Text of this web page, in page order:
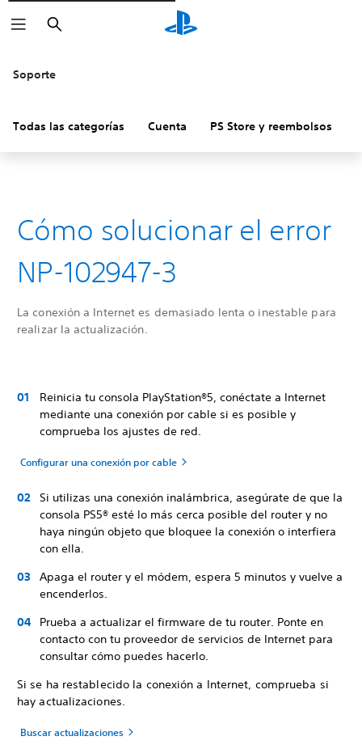
Buscar
Soporte
Todas las categorías Cuenta PS Store y reembolsos
Cómo solucionar el error
NP-102947-3
La conexión a Internet es demasiado lenta o inestable para
realizar la actualización.
Reinicia tu consola PlayStation®5, conéctate a Internet
mediante una conexión por cable si es posible y
comprueba los ajustes de red.
Configurar una conexión por cable
Si utilizas una conexión inalámbrica, asegúrate de que la
consola PS5® esté lo más cerca posible del router y no
haya ningún objeto que bloquee la conexión o interfiera
con ella.
Apaga el router y el módem, espera 5 minutos y vuelve a
encenderlos.
Prueba a actualizar el firmware de tu router. Ponte en
contacto con tu proveedor de servicios de Internet para
consultar cómo puedes hacerlo.
Si se ha restablecido la conexión a Internet, comprueba si
hay actualizaciones.
Buscar actualizaciones